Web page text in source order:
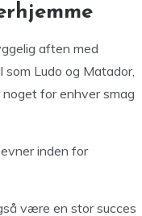
aften med
Ludo og Matador,
for enhver smag
inden for
være en stor succes